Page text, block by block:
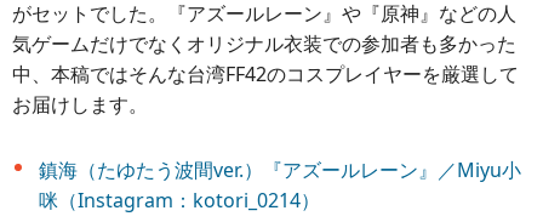
がセットでした。『アズールレーン』や『原神』などの人
気ゲームだけでなくオリジナル衣装での参加者も多かった
中、本稿ではそんな台湾FF42のコスプレイヤーを厳選して
お届けします。
鎮海（たゆたう波間ver.）『アズールレーン』／Miyu小
咪（Instagram：kotori_0214）